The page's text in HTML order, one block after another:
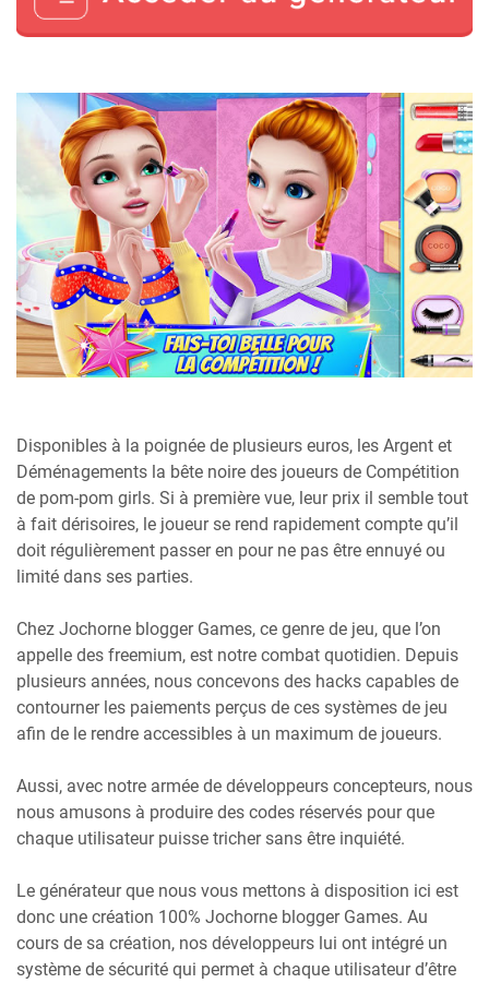
Disponibles à la poignée de plusieurs euros, les Argent et
Déménagements la bête noire des joueurs de Compétition
de pom-pom girls. Si à première vue, leur prix il semble tout
à fait dérisoires, le joueur se rend rapidement compte qu’il
doit régulièrement passer en pour ne pas être ennuyé ou
limité dans ses parties.
Chez Jochorne blogger Games, ce genre de jeu, que l’on
appelle des freemium, est notre combat quotidien. Depuis
plusieurs années, nous concevons des hacks capables de
contourner les paiements perçus de ces systèmes de jeu
afin de le rendre accessibles à un maximum de joueurs.
Aussi, avec notre armée de développeurs concepteurs, nous
nous amusons à produire des codes réservés pour que
chaque utilisateur puisse tricher sans être inquiété.
Le générateur que nous vous mettons à disposition ici est
donc une création 100% Jochorne blogger Games. Au
cours de sa création, nos développeurs lui ont intégré un
système de sécurité qui permet à chaque utilisateur d’être